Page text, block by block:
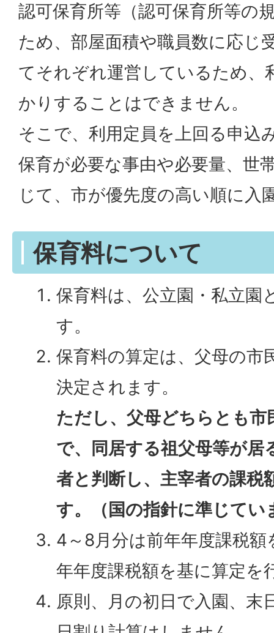
認可保育所等（認可保育所等の
ため、部屋面積や職員数に応じ
てそれぞれ運営しているため、
かりすることはできません。
そこで、利用定員を上回る申込
保育が必要な事由や必要量、世
じて、市が優先度の高い順に入
保育料について
保育料は、公立園・私立園
す。
保育料の算定は、父母の市
決定されます。
ただし、父母どちらとも市
で、同居する祖父母等が居
者と判断し、主宰者の課税
す。（国の指針に準じてい
4～8月分は前年年度課税
年年度課税額を基に算定を
原則、月の初日で入園、末